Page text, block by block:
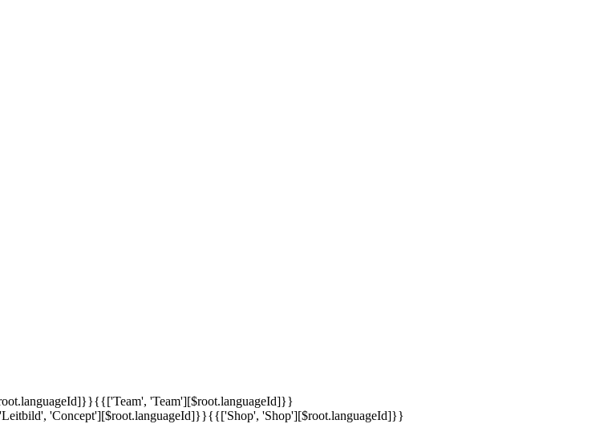
{{['Team', 'Team'][$root.languageId]}}
'Concept'][$root.languageId]}}{{['Shop', 'Shop'][$root.languageId]}}